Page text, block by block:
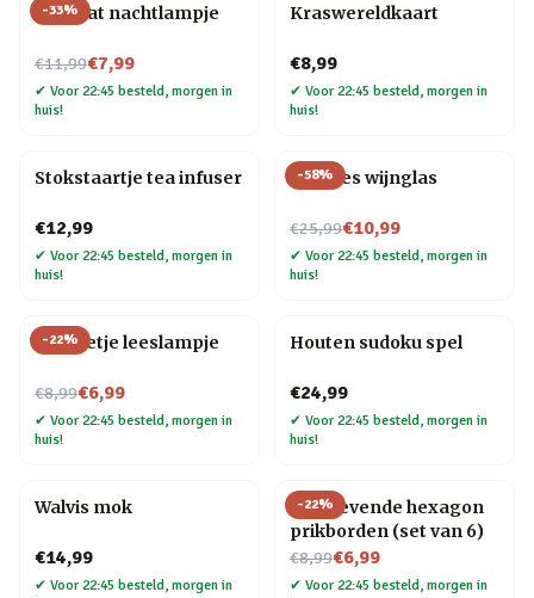
-33%
Mini kat nachtlampje
€11,99
Nu voor€7,99
✔ Voor 22:45 besteld, morgen in
huis!
Kraswereldkaart
€8,99
✔ Voor 22:45 besteld, morgen in
huis!
Stokstaartje tea infuser
€12,99
✔ Voor 22:45 besteld, morgen in
huis!
-58%
Wijnfles wijnglas
€25,99
Nu voor€10,99
✔ Voor 22:45 besteld, morgen in
huis!
-22%
Mannetje leeslampje
€8,99
Nu voor€6,99
✔ Voor 22:45 besteld, morgen in
huis!
Houten sudoku spel
€24,99
✔ Voor 22:45 besteld, morgen in
huis!
Walvis mok
€14,99
✔ Voor 22:45 besteld, morgen in
-22%
Zelfklevende hexagon
prikborden (set van 6)
€8,99
Nu voor€6,99
✔ Voor 22:45 besteld, morgen in